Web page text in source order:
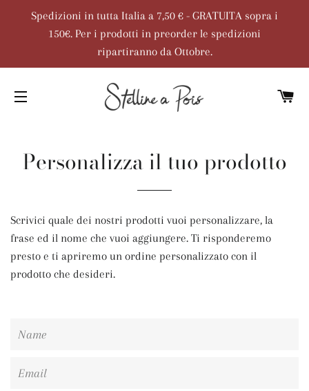
Spedizioni in tutta Italia a 7,50 € - GRATUITA sopra i
150€. Per i prodotti in preorder le spedizioni
ripartiranno da Ottobre.
SITE NAVIGATION
Personalizza il tuo prodotto
Scrivici quale dei nostri prodotti vuoi personalizzare, la
frase ed il nome che vuoi aggiungere. Ti risponderemo
presto e ti apriremo un ordine personalizzato con il
prodotto che desideri.
Name
Email